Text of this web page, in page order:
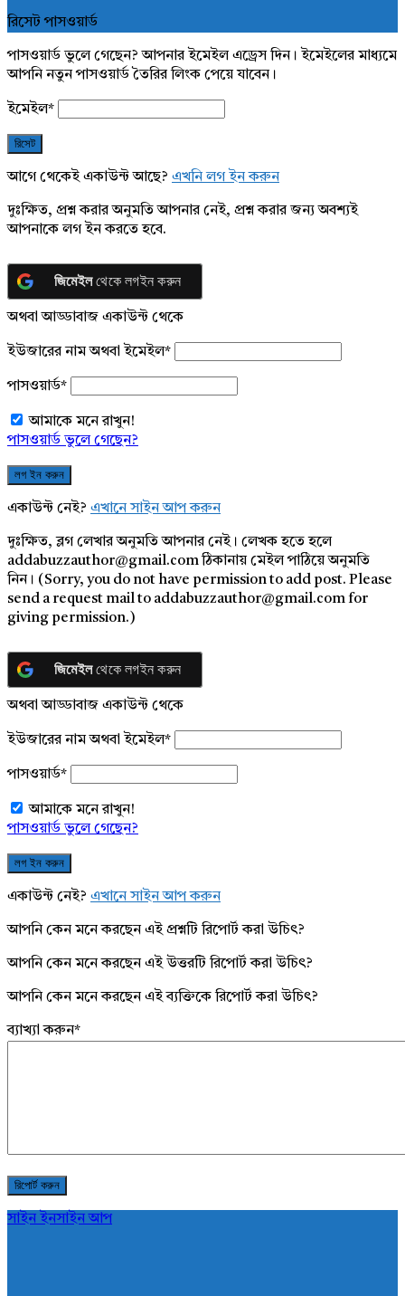
রিসেট পাসওয়ার্ড
পাসওয়ার্ড ভুলে গেছেন? আপনার ইমেইল এড্রেস দিন। ইমেইলের মাধ্যমে
আপনি নতুন পাসওয়ার্ড তৈরির লিংক পেয়ে যাবেন।
ইমেইল*
আগে থেকেই একাউন্ট আছে? এখনি লগ ইন করুন
দুঃক্ষিত, প্রশ্ন করার অনুমতি আপনার নেই, প্রশ্ন করার জন্য অবশ্যই
আপনাকে লগ ইন করতে হবে.
জিমেইলথেকে লগইন করুন
অথবা আড্ডাবাজ একাউন্ট থেকে
ইউজারের নাম অথবা ইমেইল*
পাসওয়ার্ড*
আমাকে মনে রাখুন!
পাসওয়ার্ড ভুলে গেছেন?
একাউন্ট নেই? এখানে সাইন আপ করুন
দুঃক্ষিত, ব্লগ লেখার অনুমতি আপনার নেই। লেখক হতে হলে
addabuzzauthor@gmail.com ঠিকানায় মেইল পাঠিয়ে অনুমতি
নিন। (Sorry, you do not have permission to add post. Please
send a request mail to addabuzzauthor@gmail.com for
giving permission.)
জিমেইলথেকে লগইন করুন
অথবা আড্ডাবাজ একাউন্ট থেকে
ইউজারের নাম অথবা ইমেইল*
পাসওয়ার্ড*
আমাকে মনে রাখুন!
পাসওয়ার্ড ভুলে গেছেন?
একাউন্ট নেই? এখানে সাইন আপ করুন
আপনি কেন মনে করছেন এই প্রশ্নটি রিপোর্ট করা উচিৎ?
আপনি কেন মনে করছেন এই উত্তরটি রিপোর্ট করা উচিৎ?
আপনি কেন মনে করছেন এই ব্যক্তিকে রিপোর্ট করা উচিৎ?
ব্যাখ্যা করুন*
সাইন ইনসাইন আপ